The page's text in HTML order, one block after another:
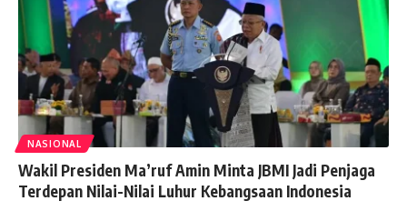
NASIONAL
Wakil Presiden Ma’ruf Amin Minta JBMI Jadi Penjaga
Terdepan Nilai-Nilai Luhur Kebangsaan Indonesia